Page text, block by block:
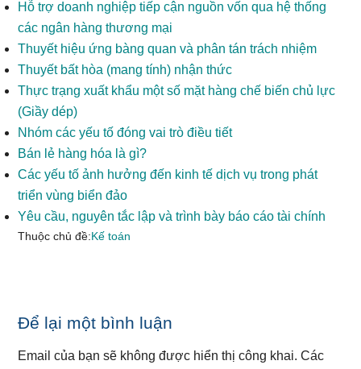
Hỗ trợ doanh nghiệp tiếp cận nguồn vốn qua hệ thống
các ngân hàng thương mại
Thuyết hiệu ứng bàng quan và phân tán trách nhiệm
Thuyết bất hòa (mang tính) nhận thức
Thực trạng xuất khẩu một số mặt hàng chế biến chủ lực
(Giầy dép)
Nhóm các yếu tố đóng vai trò điều tiết
Bán lẻ hàng hóa là gì?
Các yếu tố ảnh hưởng đến kinh tế dịch vụ trong phát
triển vùng biển đảo
Yêu cầu, nguyên tắc lập và trình bày báo cáo tài chính
Thuộc chủ đề:Kế toán
Reader
Interactions
Để lại một bình luận
Email của bạn sẽ không được hiển thị công khai. Các